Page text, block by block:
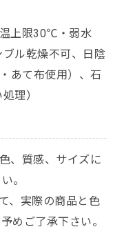
上限30℃・弱水
ル乾燥不可、日陰
あて布使用）、石
理）
、質感、サイズに
。
、実際の商品と色
めご了承下さい。